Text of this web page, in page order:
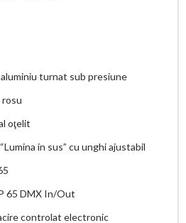
turnat sub presiune
rosu
oţelit
in sus” cu unghi ajustabil
65 DMX In/Out
controlat electronic